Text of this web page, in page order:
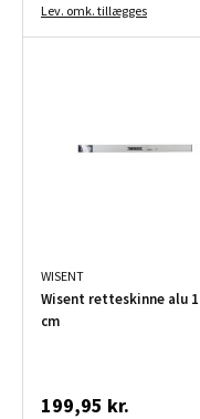
Lev. omk. tillægges
WISENT
Wisent retteskinne alu
cm
199,95 kr.